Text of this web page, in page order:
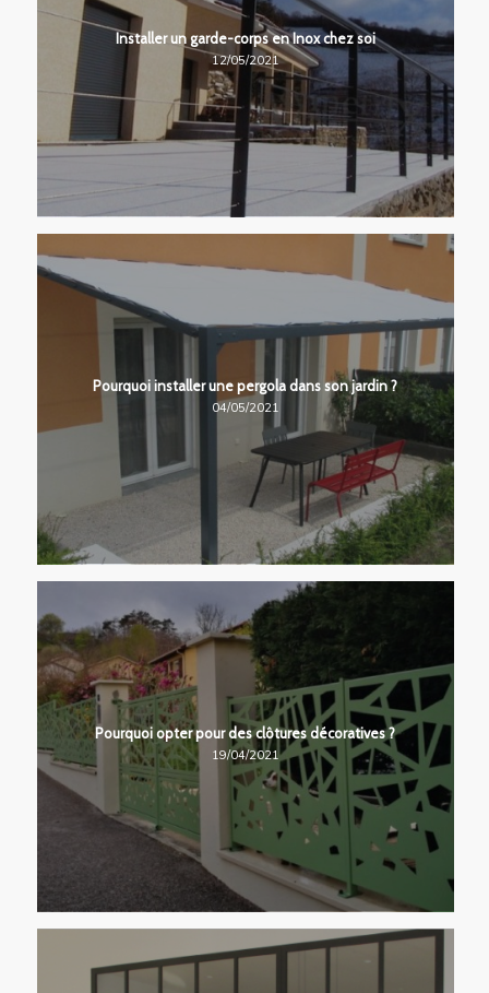
Installer un garde-corps en Inox chez soi
12/05/2021
Pourquoi installer une pergola dans son jardin ?
04/05/2021
Pourquoi opter pour des clôtures décoratives ?
19/04/2021